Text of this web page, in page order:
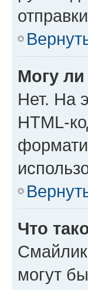
Могу
Нет. На
HTML-
Что
могут